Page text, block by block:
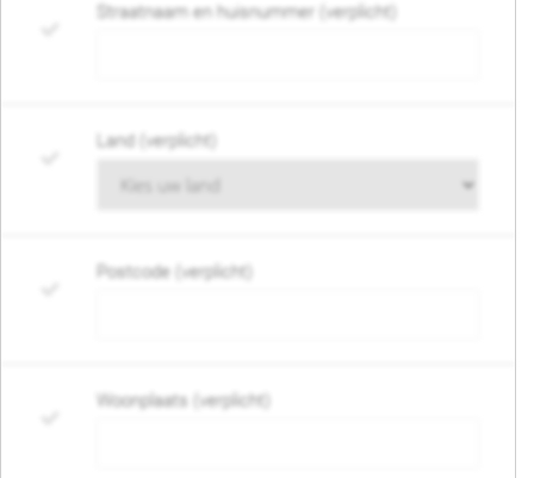
Straatnaam en huisnummer (verplicht)
Land (verplicht)
Postcode (verplicht)
Woonplaats (verplicht)